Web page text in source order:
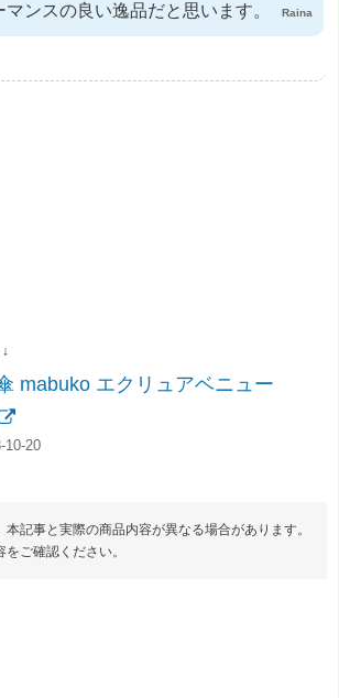
ンスの良い逸品だと思います。
Raina
mabuko エクリュアベニュー
10-20
記事と実際の商品内容が異なる場合があります。
ご確認ください。